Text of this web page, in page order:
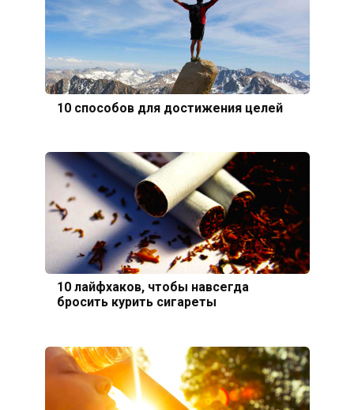
10 способов для достижения целей
10 лайфхаков, чтобы навсегда
бросить курить сигареты